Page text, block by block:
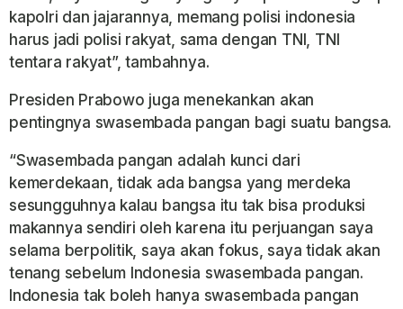
kapolri dan jajarannya, memang polisi indonesia
harus jadi polisi rakyat, sama dengan TNI, TNI
tentara rakyat”, tambahnya.
Presiden Prabowo juga menekankan akan
pentingnya swasembada pangan bagi suatu bangsa.
“Swasembada pangan adalah kunci dari
kemerdekaan, tidak ada bangsa yang merdeka
sesungguhnya kalau bangsa itu tak bisa produksi
makannya sendiri oleh karena itu perjuangan saya
selama berpolitik, saya akan fokus, saya tidak akan
tenang sebelum Indonesia swasembada pangan.
Indonesia tak boleh hanya swasembada pangan